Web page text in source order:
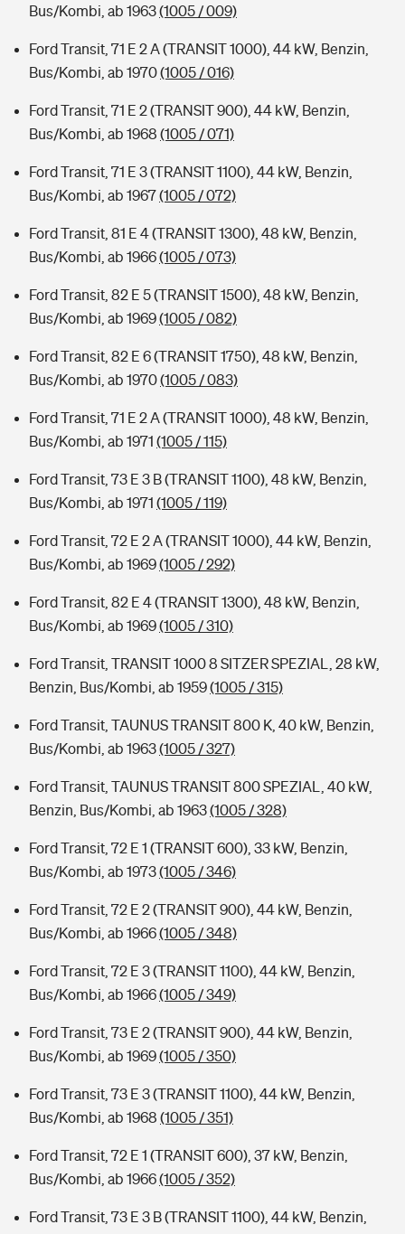
Bus/Kombi, ab 1963(1005 / 009)
Ford Transit, 71 E 2 A (TRANSIT 1000), 44 kW, Benzin,
Bus/Kombi, ab 1970(1005 / 016)
Ford Transit, 71 E 2 (TRANSIT 900), 44 kW, Benzin,
Bus/Kombi, ab 1968 (1005 / 071)
Ford Transit, 71 E 3 (TRANSIT 1100), 44 kW, Benzin,
Bus/Kombi, ab 1967(1005 / 072)
Ford Transit, 81 E 4 (TRANSIT 1300), 48 kW, Benzin,
Bus/Kombi, ab 1966(1005 / 073)
Ford Transit, 82 E 5 (TRANSIT 1500), 48 kW, Benzin,
Bus/Kombi, ab 1969(1005 / 082)
Ford Transit, 82 E 6 (TRANSIT 1750), 48 kW, Benzin,
Bus/Kombi, ab 1970(1005 / 083)
Ford Transit, 71 E 2 A (TRANSIT 1000), 48 kW, Benzin,
Bus/Kombi, ab 1971 (1005 / 115)
Ford Transit, 73 E 3 B (TRANSIT 1100), 48 kW, Benzin,
Bus/Kombi, ab 1971 (1005 / 119)
Ford Transit, 72 E 2 A (TRANSIT 1000), 44 kW, Benzin,
Bus/Kombi, ab 1969(1005 / 292)
Ford Transit, 82 E 4 (TRANSIT 1300), 48 kW, Benzin,
Bus/Kombi, ab 1969(1005 / 310)
Ford Transit, TRANSIT 1000 8 SITZER SPEZIAL, 28 kW,
Benzin, Bus/Kombi, ab 1959(1005 / 315)
Ford Transit, TAUNUS TRANSIT 800 K, 40 kW, Benzin,
Bus/Kombi, ab 1963(1005 / 327)
Ford Transit, TAUNUS TRANSIT 800 SPEZIAL, 40 kW,
Benzin, Bus/Kombi, ab 1963(1005 / 328)
Ford Transit, 72 E 1 (TRANSIT 600), 33 kW, Benzin,
Bus/Kombi, ab 1973(1005 / 346)
Ford Transit, 72 E 2 (TRANSIT 900), 44 kW, Benzin,
Bus/Kombi, ab 1966(1005 / 348)
Ford Transit, 72 E 3 (TRANSIT 1100), 44 kW, Benzin,
Bus/Kombi, ab 1966(1005 / 349)
Ford Transit, 73 E 2 (TRANSIT 900), 44 kW, Benzin,
Bus/Kombi, ab 1969(1005 / 350)
Ford Transit, 73 E 3 (TRANSIT 1100), 44 kW, Benzin,
Bus/Kombi, ab 1968 (1005 / 351)
Ford Transit, 72 E 1 (TRANSIT 600), 37 kW, Benzin,
Bus/Kombi, ab 1966(1005 / 352)
Ford Transit, 73 E 3 B (TRANSIT 1100), 44 kW, Benzin,